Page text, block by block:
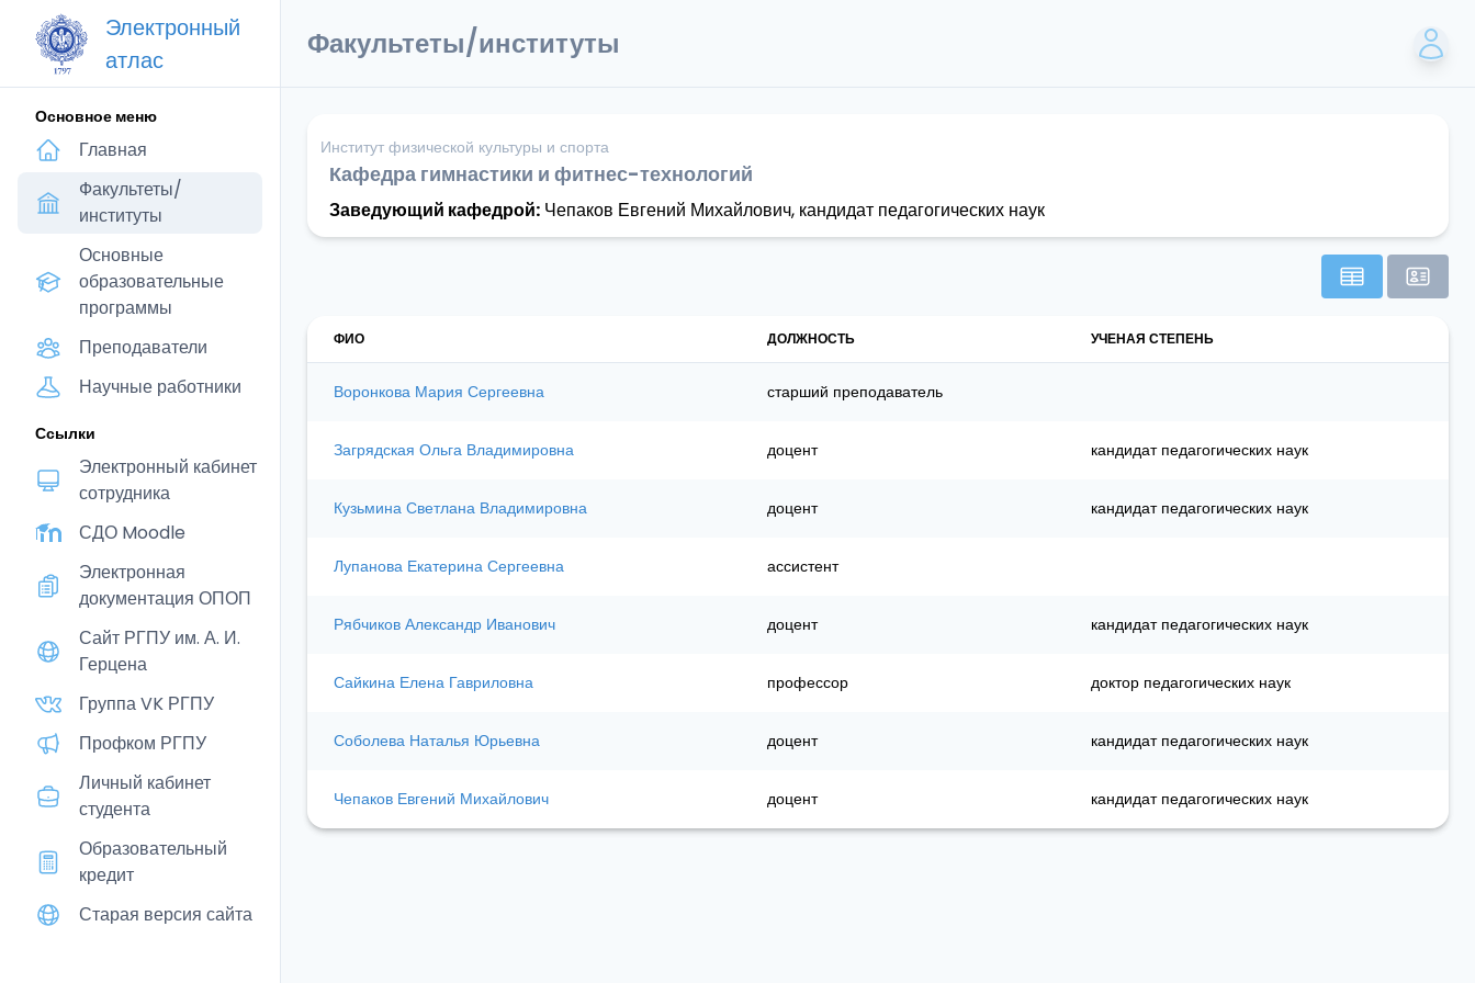
Электронный
атлас
Основное меню
Главная
Факультеты/
институты
Основные
образовательные
программы
Преподаватели
Научные работники
Ссылки
Электронный кабинет
сотрудника
СДО Moodle
Электронная
документация ОПОП
Сайт РГПУ им. А. И.
Герцена
Группа VK РГПУ
Профком РГПУ
Личный кабинет
студента
Образовательный
кредит
Старая версия сайта
Факультеты/институты
Институт физической культуры и спорта
Кафедра гимнастики и фитнес-технологий
Заведующий кафедрой: Чепаков Евгений Михайлович, кандидат педагогических наук
ФИО ДОЛЖНОСТЬ УЧЕНАЯ СТЕПЕНЬ
Воронкова Мария Сергеевна старший преподаватель
Загрядская Ольга Владимировна доцент кандидат педагогических наук
Кузьмина Светлана Владимировна доцент кандидат педагогических наук
Лупанова Екатерина Сергеевна ассистент
Рябчиков Александр Иванович доцент кандидат педагогических наук
Сайкина Елена Гавриловна профессор доктор педагогических наук
Соболева Наталья Юрьевна доцент кандидат педагогических наук
Чепаков Евгений Михайлович доцент кандидат педагогических наук